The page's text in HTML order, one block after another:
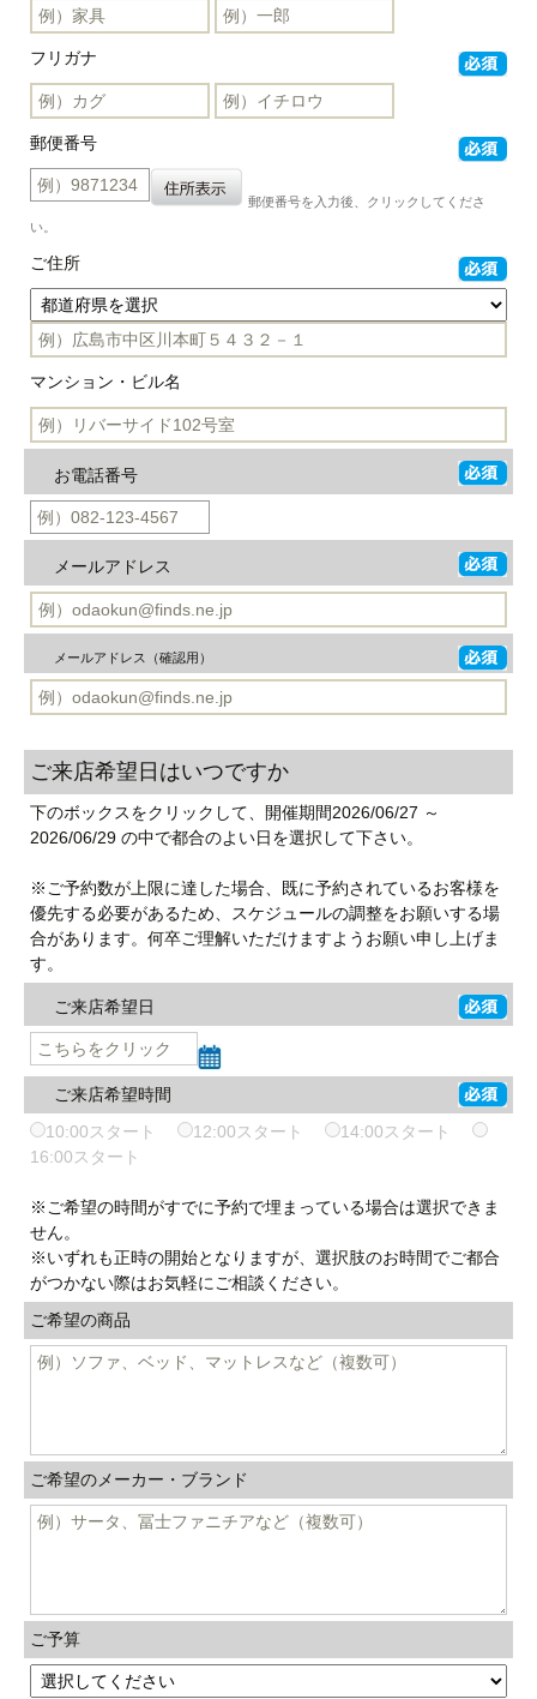
フリガナ
郵便番号
郵便番号を入力後、クリックしてくださ
い。
ご住所
マンション・ビル名
お電話番号
メールアドレス
メールアドレス（確認用）
ご来店希望日はいつですか
下のボックスをクリックして、開催期間2026/06/27 ～
2026/06/29 の中で都合のよい日を選択して下さい。
※ご予約数が上限に達した場合、既に予約されているお客様を
優先する必要があるため、スケジュールの調整をお願いする場
合があります。何卒ご理解いただけますようお願い申し上げま
す。
ご来店希望日
ご来店希望時間
10:00スタート
12:00スタート
14:00スタート
16:00スタート
※ご希望の時間がすでに予約で埋まっている場合は選択できま
せん。
※いずれも正時の開始となりますが、選択肢のお時間でご都合
がつかない際はお気軽にご相談ください。
ご希望の商品
ご希望のメーカー・ブランド
ご予算